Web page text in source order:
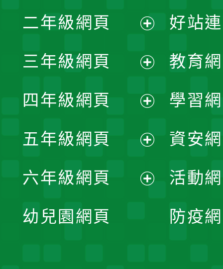
開
選
單
二年級網頁
開
選
單
三年級網頁
開
選
單
四年級網頁
開
選
五年級網頁
開
六年級網頁
幼兒園網頁
好站
教育
學習
資安
活動
防疫